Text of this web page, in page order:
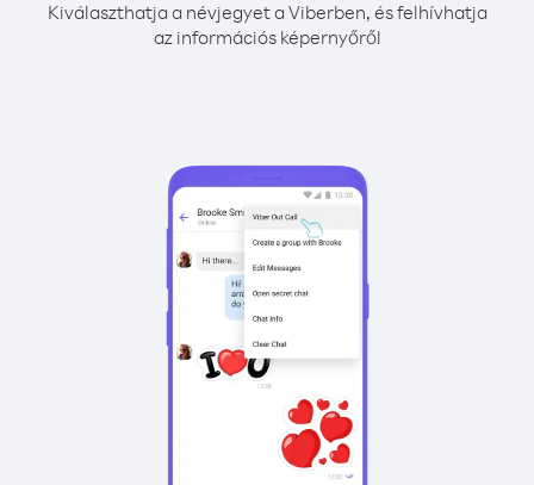
Kiválaszthatja a névjegyet a Viberben, és felhívhatja
az információs képernyőről